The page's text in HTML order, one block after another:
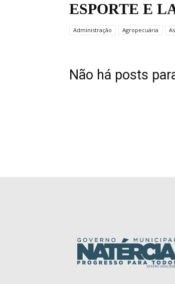
ESPORTE E
Administração Agropecuária
Não há posts